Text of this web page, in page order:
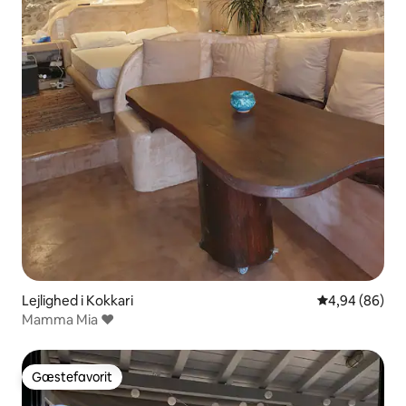
Lejlighed i Kokkari 4,94 ud af 5 i
4,94 (86)
Mamma Mia ❤
Gæstefavorit
Gæstefavorit